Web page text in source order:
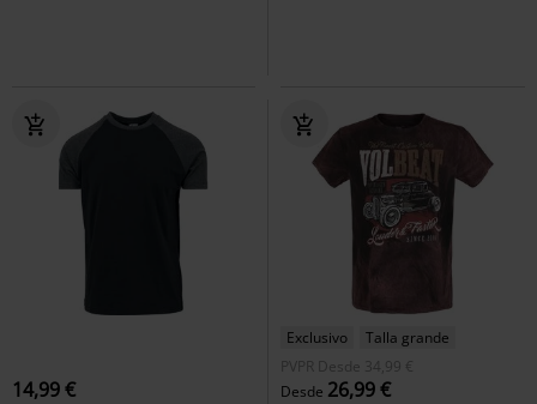
14,99 €
Exclusivo
Talla grande
PVPR
Desde 34,99 €
Desde 26,99 €